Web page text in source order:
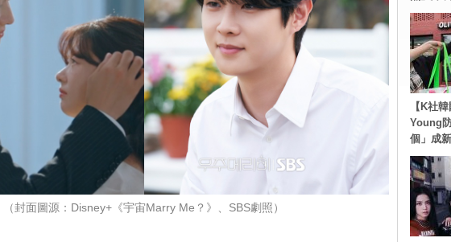
（封面圖源：Disney+《宇宙Marry Me？》、SBS劇照）
【K社
Young
個」成